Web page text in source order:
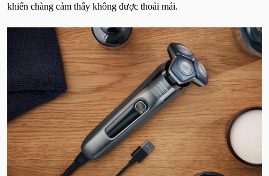
khiến chàng cảm thấy không được thoải mái.